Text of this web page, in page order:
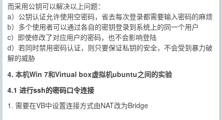
而采用公钥可以解决以上问题：
a）公钥认证允许使用空密码，省去每次登录都需要输入密码的麻烦
b）多个使用者可以通过各自的密钥登录到系统上的同一个用户
c）即使修改了对应用户的密码，也不会影响登陆
d）若同时禁用密码认证，则只要保证私钥的安全，不会受到暴力破
解的威胁
4. 本机Win 7和Virtual box虚拟机ubuntu之间的实验
4.1 进行ssh的密码口令连接
1. 需要在VB中设置连接方式由NAT改为Bridge